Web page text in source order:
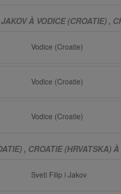
À VODICE (CROATIE) ,
Vodice (Croatie)
Vodice (Croatie)
Vodice (Croatie)
, CROATIE (HRVATSKA)
Sveti Filip i Jakov